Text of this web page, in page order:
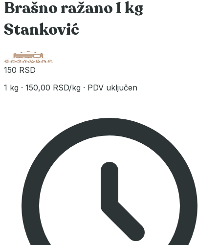
Brašno ražano 1 kg
Stanković
150 RSD
1 kg · 150,00 RSD/kg · PDV uključen